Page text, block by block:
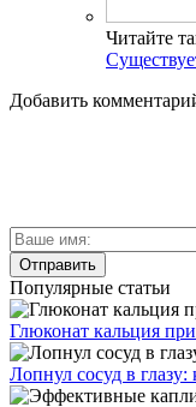
Читайте
Добавить
Популярные статьи
Глюконат кальция
Лопнул сосуд в глазу: